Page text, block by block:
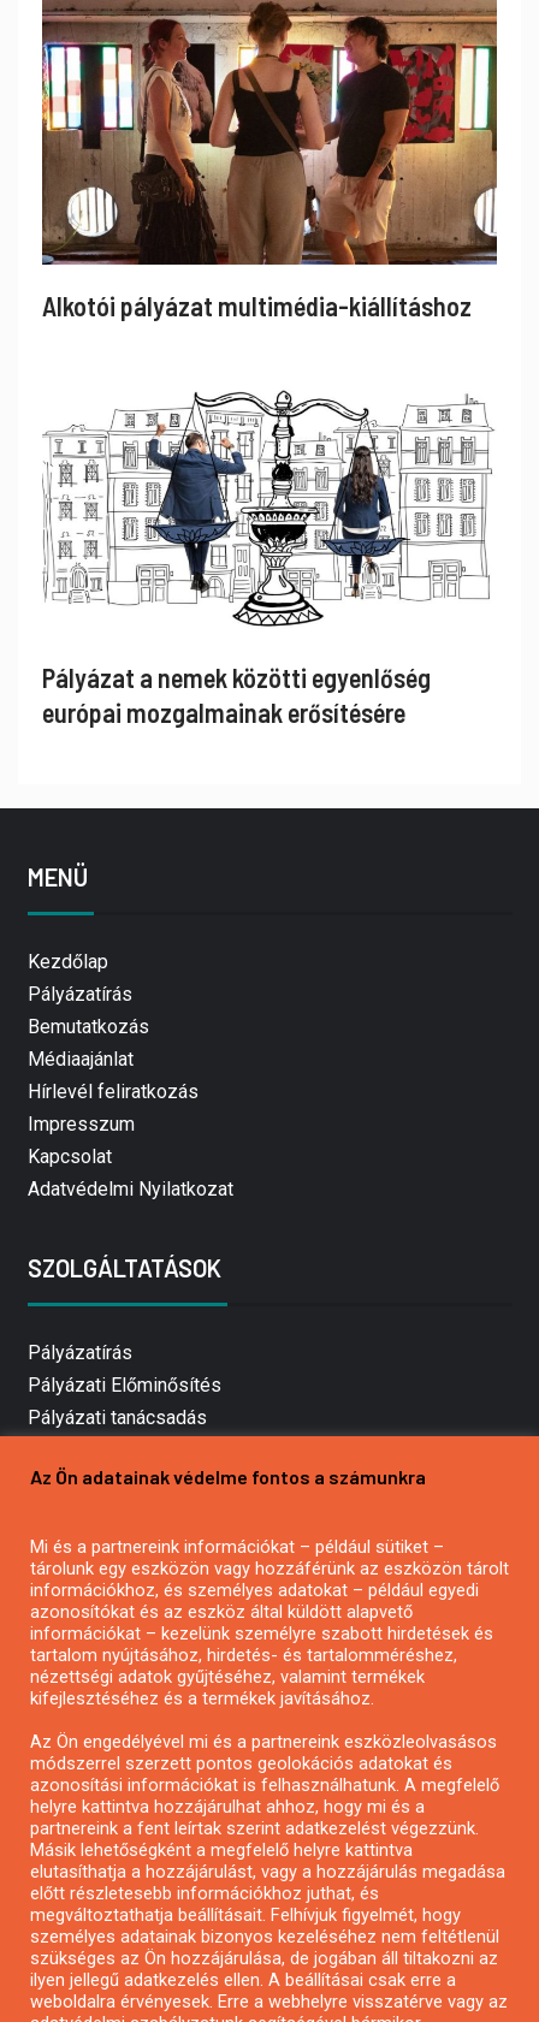
Alkotói pályázat multimédia-kiállításhoz
Pályázat a nemek közötti egyenlőség
európai mozgalmainak erősítésére
MENÜ
Kezdőlap
Pályázatírás
Bemutatkozás
Médiaajánlat
Hírlevél feliratkozás
Impresszum
Kapcsolat
Adatvédelmi Nyilatkozat
SZOLGÁLTATÁSOK
Pályázatírás
Pályázati Előminősítés
Pályázati tanácsadás
Mezőgazdasági pályázatírás
Pályázatírás civil szervezeteknek
Pályázatírás önkormányzatoknak
Pályázatfigyelés
Specifikus pályázatfigyelés vagy hírlevél
Pályázatok magánszemélyeknek
Pályázatok civil szervezeteknek
Pályázatok vállalkozásoknak
Önkormányzati pályázatok
Mezőgazdasági pályázatok
Falusi turizmus pályázatok
Napelem pályázatok
Az Ön adatainak védelme fontos a számunkra
Mi és a partnereink információkat – például sütiket –
tárolunk egy eszközön vagy hozzáférünk az eszközön tárolt
információkhoz, és személyes adatokat – például egyedi
azonosítókat és az eszköz által küldött alapvető
információkat – kezelünk személyre szabott hirdetések és
tartalom nyújtásához, hirdetés- és tartalomméréshez,
nézettségi adatok gyűjtéséhez, valamint termékek
kifejlesztéséhez és a termékek javításához.
Az Ön engedélyével mi és a partnereink eszközleolvasásos
módszerrel szerzett pontos geolokációs adatokat és
azonosítási információkat is felhasználhatunk. A megfelelő
helyre kattintva hozzájárulhat ahhoz, hogy mi és a
partnereink a fent leírtak szerint adatkezelést végezzünk.
Másik lehetőségként a megfelelő helyre kattintva
elutasíthatja a hozzájárulást, vagy a hozzájárulás megadása
előtt részletesebb információkhoz juthat, és
megváltoztathatja beállításait. Felhívjuk figyelmét, hogy
személyes adatainak bizonyos kezeléséhez nem feltétlenül
szükséges az Ön hozzájárulása, de jogában áll tiltakozni az
ilyen jellegű adatkezelés ellen. A beállításai csak erre a
weboldalra érvényesek. Erre a webhelyre visszatérve vagy az